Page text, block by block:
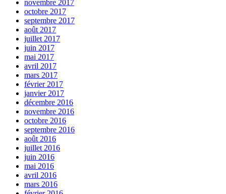
novembre 2017
octobre 2017
septembre 2017
août 2017
juillet 2017
juin 2017
mai 2017
avril 2017
mars 2017
février 2017
janvier 2017
décembre 2016
novembre 2016
octobre 2016
septembre 2016
août 2016
juillet 2016
juin 2016
mai 2016
avril 2016
mars 2016